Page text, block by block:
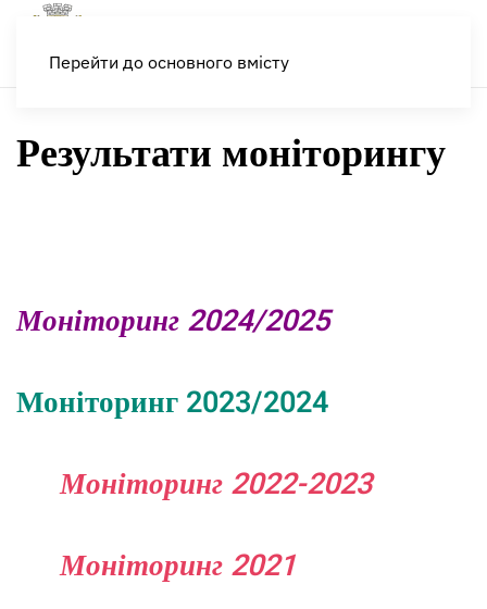
Перейти до основного вмісту
Результати моніторингу
Моніторинг 2024/2025
Моніторинг 2023/2024
Моніторинг 2022-2023
Моніторинг 2021